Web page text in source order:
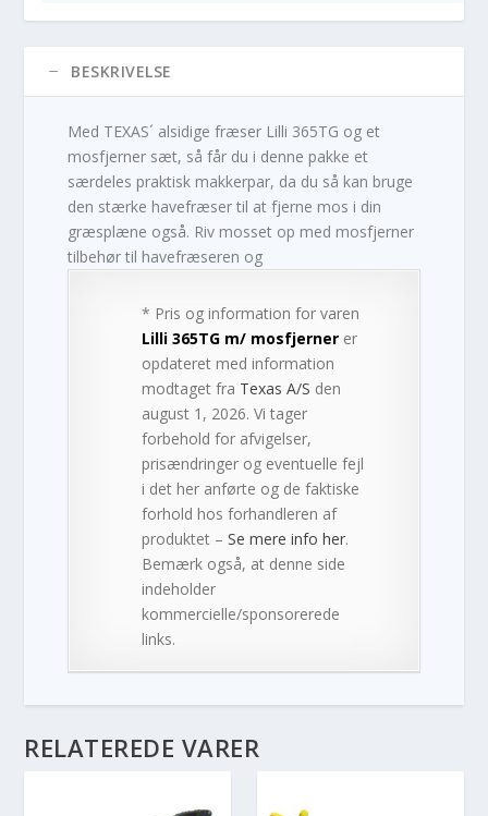
BESKRIVELSE
Med TEXAS´ alsidige fræser Lilli 365TG og et
mosfjerner sæt, så får du i denne pakke et
særdeles praktisk makkerpar, da du så kan bruge
den stærke havefræser til at fjerne mos i din
græsplæne også. Riv mosset op med mosfjerner
tilbehør til havefræseren og
* Pris og information for varen
Lilli 365TG m/ mosfjerner er
opdateret med information
modtaget fra Texas A/S den
august 1, 2026. Vi tager
forbehold for afvigelser,
prisændringer og eventuelle fejl
i det her anførte og de faktiske
forhold hos forhandleren af
produktet –Se mere info her.
Bemærk også, at denne side
indeholder
kommercielle/sponsorerede
links.
RELATEREDE VARER